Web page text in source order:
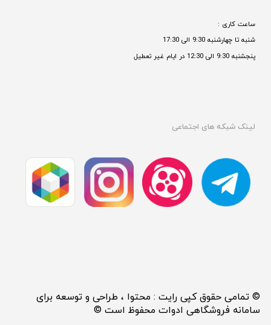
ساعت کاری :
شنبه تا چهارشنبه 9:30 الی 17:30
پنجشنبه 9:30 الی 12:30 در ایام غیر تعطیل
لینک شبکه های اجتماعی
© تمامی حقوق کپی رایت : محتوا ، طراحی و توسعه برای
سامانه فروشگاهی ادوات محفوظ است ©